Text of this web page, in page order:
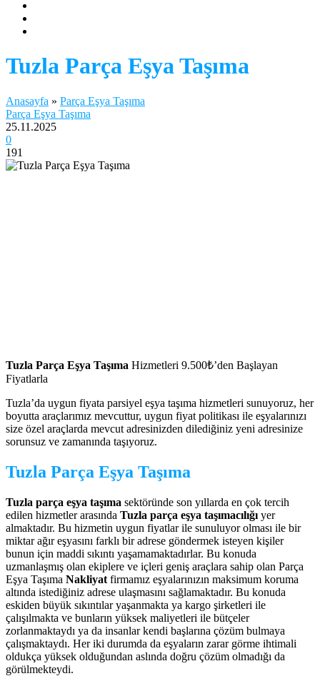
Tuzla Parça Eşya Taşıma
Anasayfa » Parça Eşya Taşıma
Parça Eşya Taşıma
25.11.2025
0
191
Tuzla Parça Eşya Taşıma Hizmetleri 9.500₺’den Başlayan
Fiyatlarla
Tuzla’da uygun fiyata parsiyel eşya taşıma hizmetleri sunuyoruz, her
boyutta araçlarımız mevcuttur, uygun fiyat politikası ile eşyalarınızı
size özel araçlarda mevcut adresinizden dilediğiniz yeni adresinize
sorunsuz ve zamanında taşıyoruz.
Tuzla Parça Eşya Taşıma
Tuzla parça eşya taşıma sektöründe son yıllarda en çok tercih
edilen hizmetler arasında Tuzla parça eşya taşımacılığı yer
almaktadır. Bu hizmetin uygun fiyatlar ile sunuluyor olması ile bir
miktar ağır eşyasını farklı bir adrese göndermek isteyen kişiler
bunun için maddi sıkıntı yaşamamaktadırlar. Bu konuda
uzmanlaşmış olan ekiplere ve içleri geniş araçlara sahip olan Parça
Eşya Taşıma Nakliyat firmamız eşyalarınızın maksimum koruma
altında istediğiniz adrese ulaşmasını sağlamaktadır. Bu konuda
eskiden büyük sıkıntılar yaşanmakta ya kargo şirketleri ile
çalışılmakta ve bunların yüksek maliyetleri ile bütçeler
zorlanmaktaydı ya da insanlar kendi başlarına çözüm bulmaya
çalışmaktaydı. Her iki durumda da eşyaların zarar görme ihtimali
oldukça yüksek olduğundan aslında doğru çözüm olmadığı da
görülmekteydi.